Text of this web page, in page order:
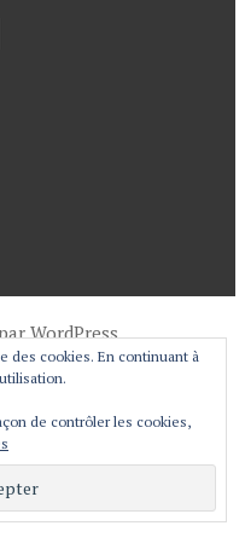
WordPress
.
des cookies. En continuant à
de contrôler les cookies,